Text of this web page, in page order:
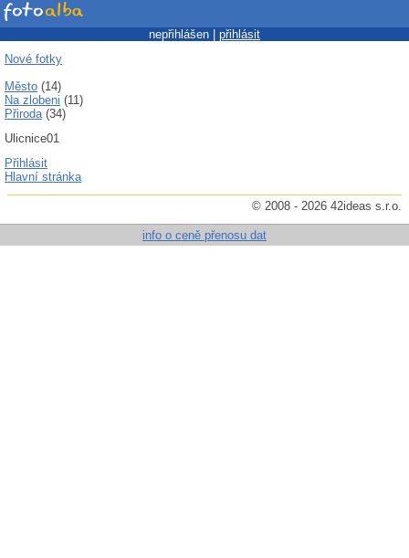
nepřihlášen | přihlásit
Nové fotky
Město (14)
Na zlobeni (11)
Přiroda(34)
Ulicnice01
Přihlásit
Hlavní stránka
© 2008 - 2026 42ideas s.r.o.
info o ceně přenosu dat